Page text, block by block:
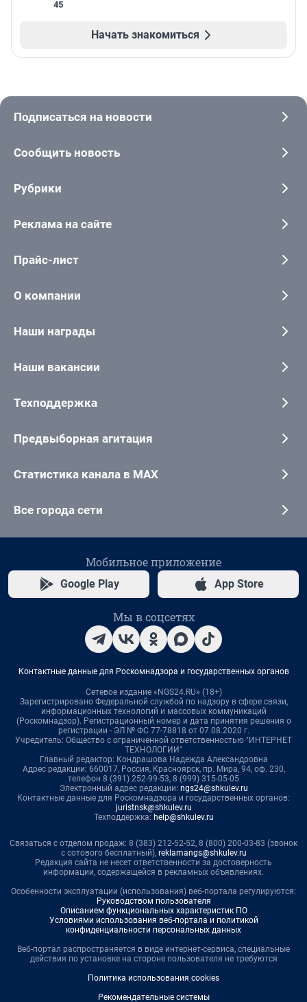
45
Начать знакомиться
Подписаться на новости
Сообщить новость
Рубрики
Реклама на сайте
Прайс-лист
О компании
Наши награды
Наши вакансии
Техподдержка
Предвыборная агитация
Статистика канала в MAX
Все города сети
Мобильное приложение
Google Play App Store
Мы в соцсетях
Контактные данные для Роскомнадзора и государственных органов
Сетевое издание «NGS24.RU» (18+)
Зарегистрировано Федеральной службой по надзору в сфере связи,
информационных технологий и массовых коммуникаций
(Роскомнадзор). Регистрационный номер и дата принятия решения о
регистрации - ЭЛ № ФС 77-78818 от 07.08.2020 г.
Учредитель: Общество с ограниченной ответственностью "ИНТЕРНЕТ
ТЕХНОЛОГИИ"
Главный редактор: Кондрашова Надежда Александровна
Адрес редакции: 660017, Россия, Красноярск, пр. Мира, 94, оф. 230,
телефон 8 (391) 252-99-53, 8 (999) 315-05-05
Электронный адрес редакции: ngs24@shkulev.ru
Контактные данные для Роскомнадзора и государственных органов:
juristnsk@shkulev.ru
Техподдержка: help@shkulev.ru
Связаться с отделом продаж: 8 (383) 212-52-52, 8 (800) 200-03-83 (звонок
с сотового бесплатный), reklamangs@shkulev.ru
Редакция сайта не несет ответственности за достоверность
информации, содержащейся в рекламных объявлениях.
Особенности эксплуатации (использования) веб-портала регулируются:
Руководством пользователя
Описанием функциональных характеристик ПО
Условиями использования веб-портала и политикой
конфиденциальности персональных данных
Веб-портал распространяется в виде интернет-сервиса, специальные
действия по установке на стороне пользователя не требуются
Политика использования cookies
Рекомендательные системы